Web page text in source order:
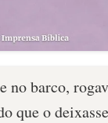
no barco,
que o